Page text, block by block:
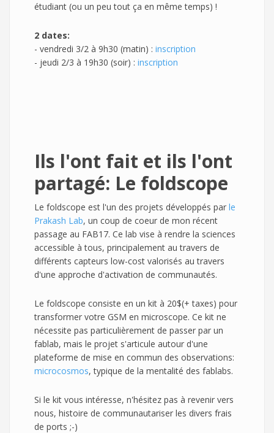
étudiant (ou un peu tout ça en même temps) !
2 dates:
- vendredi 3/2 à 9h30 (matin) : inscription
- jeudi 2/3 à 19h30 (soir) : inscription
Ils l'ont fait et ils l'ont
partagé: Le foldscope
Le foldscope est l'un des projets développés par le
Prakash Lab, un coup de coeur de mon récent
passage au FAB17. Ce lab vise à rendre la sciences
accessible à tous, principalement au travers de
différents capteurs low-cost valorisés au travers
d'une approche d'activation de communautés.
Le foldscope consiste en un kit à 20$(+ taxes) pour
transformer votre GSM en microscope. Ce kit ne
nécessite pas particulièrement de passer par un
fablab, mais le projet s'articule autour d'une
plateforme de mise en commun des observations:
microcosmos, typique de la mentalité des fablabs.
Si le kit vous intéresse, n'hésitez pas à revenir vers
nous, histoire de communautariser les divers frais
de ports ;-)